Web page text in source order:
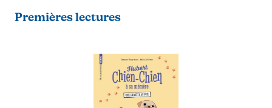
Premières lectures